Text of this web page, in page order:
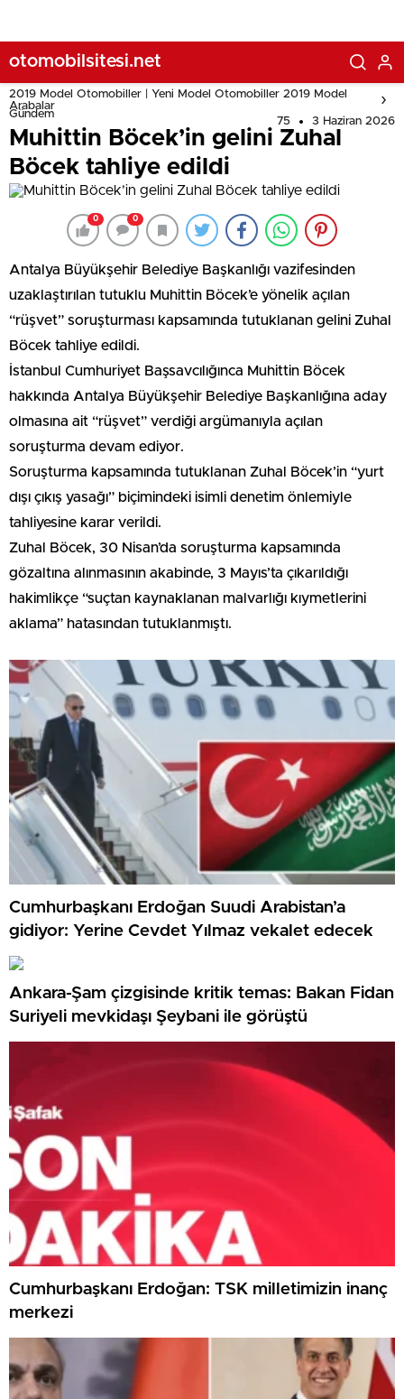
otomobilsitesi.net
2019 Model Otomobiller | Yeni Model Otomobiller 2019 Model
Arabalar
Gündem
75 3 Haziran 2026
Muhittin Böcek’in gelini Zuhal
Böcek tahliye edildi
0 0
Antalya Büyükşehir Belediye Başkanlığı vazifesinden
uzaklaştırılan tutuklu Muhittin Böcek’e yönelik açılan
“rüşvet” soruşturması kapsamında tutuklanan gelini Zuhal
Böcek tahliye edildi.
İstanbul Cumhuriyet Başsavcılığınca Muhittin Böcek
hakkında Antalya Büyükşehir Belediye Başkanlığına aday
olmasına ait “rüşvet” verdiği argümanıyla açılan
soruşturma devam ediyor.
Soruşturma kapsamında tutuklanan Zuhal Böcek’in “yurt
dışı çıkış yasağı” biçimindeki isimli denetim önlemiyle
tahliyesine karar verildi.
Zuhal Böcek, 30 Nisan’da soruşturma kapsamında
gözaltına alınmasının akabinde, 3 Mayıs’ta çıkarıldığı
hakimlikçe “suçtan kaynaklanan malvarlığı kıymetlerini
aklama” hatasından tutuklanmıştı.
Cumhurbaşkanı Erdoğan Suudi Arabistan’a
gidiyor: Yerine Cevdet Yılmaz vekalet edecek
Ankara-Şam çizgisinde kritik temas: Bakan Fidan
Suriyeli mevkidaşı Şeybani ile görüştü
Cumhurbaşkanı Erdoğan: TSK milletimizin inanç
merkezi